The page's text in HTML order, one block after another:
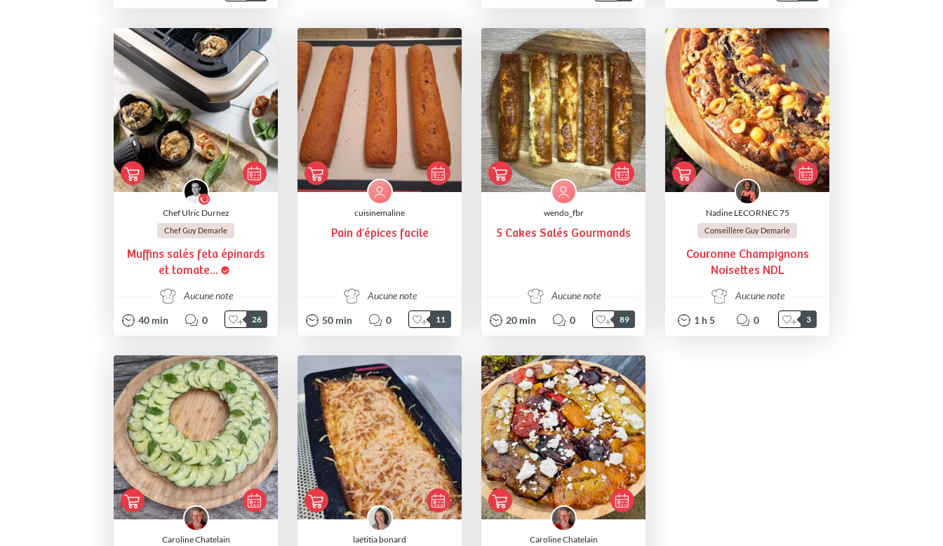
Chef Ulric Durnez
Chef Guy Demarle
Muffins salés feta épinards
et tomate...
Aucune note
40 min 0 26
cuisinemaline
Pain d'épices facile
Aucune note
50 min 0 11
wendo_fbr
5 Cakes Salés Gourmands
Aucune note
20 min 0 89
Nadine LECORNEC 75
Conseillère Guy Demarle
Couronne Champignons
Noisettes NDL
Aucune note
1 h5 0 3
Caroline Chatelain laétitia bonard Caroline Chatelain